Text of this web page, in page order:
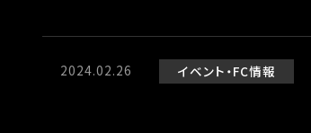
2024.02.26 イベント FC情報